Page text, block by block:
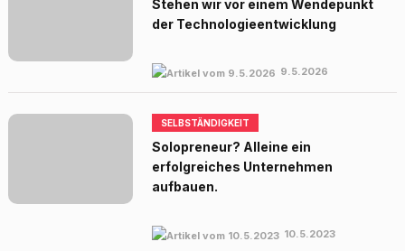
Stehen wir vor einem Wendepunkt
der Technologieentwicklung
9.5.2026
SELBSTÄNDIGKEIT
Solopreneur? Alleine ein
erfolgreiches Unternehmen
aufbauen.
10.5.2023